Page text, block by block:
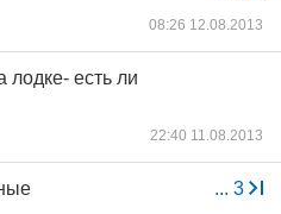
08:26 12.08.2013
лодке- есть ли
22:40 11.08.2013
... 3